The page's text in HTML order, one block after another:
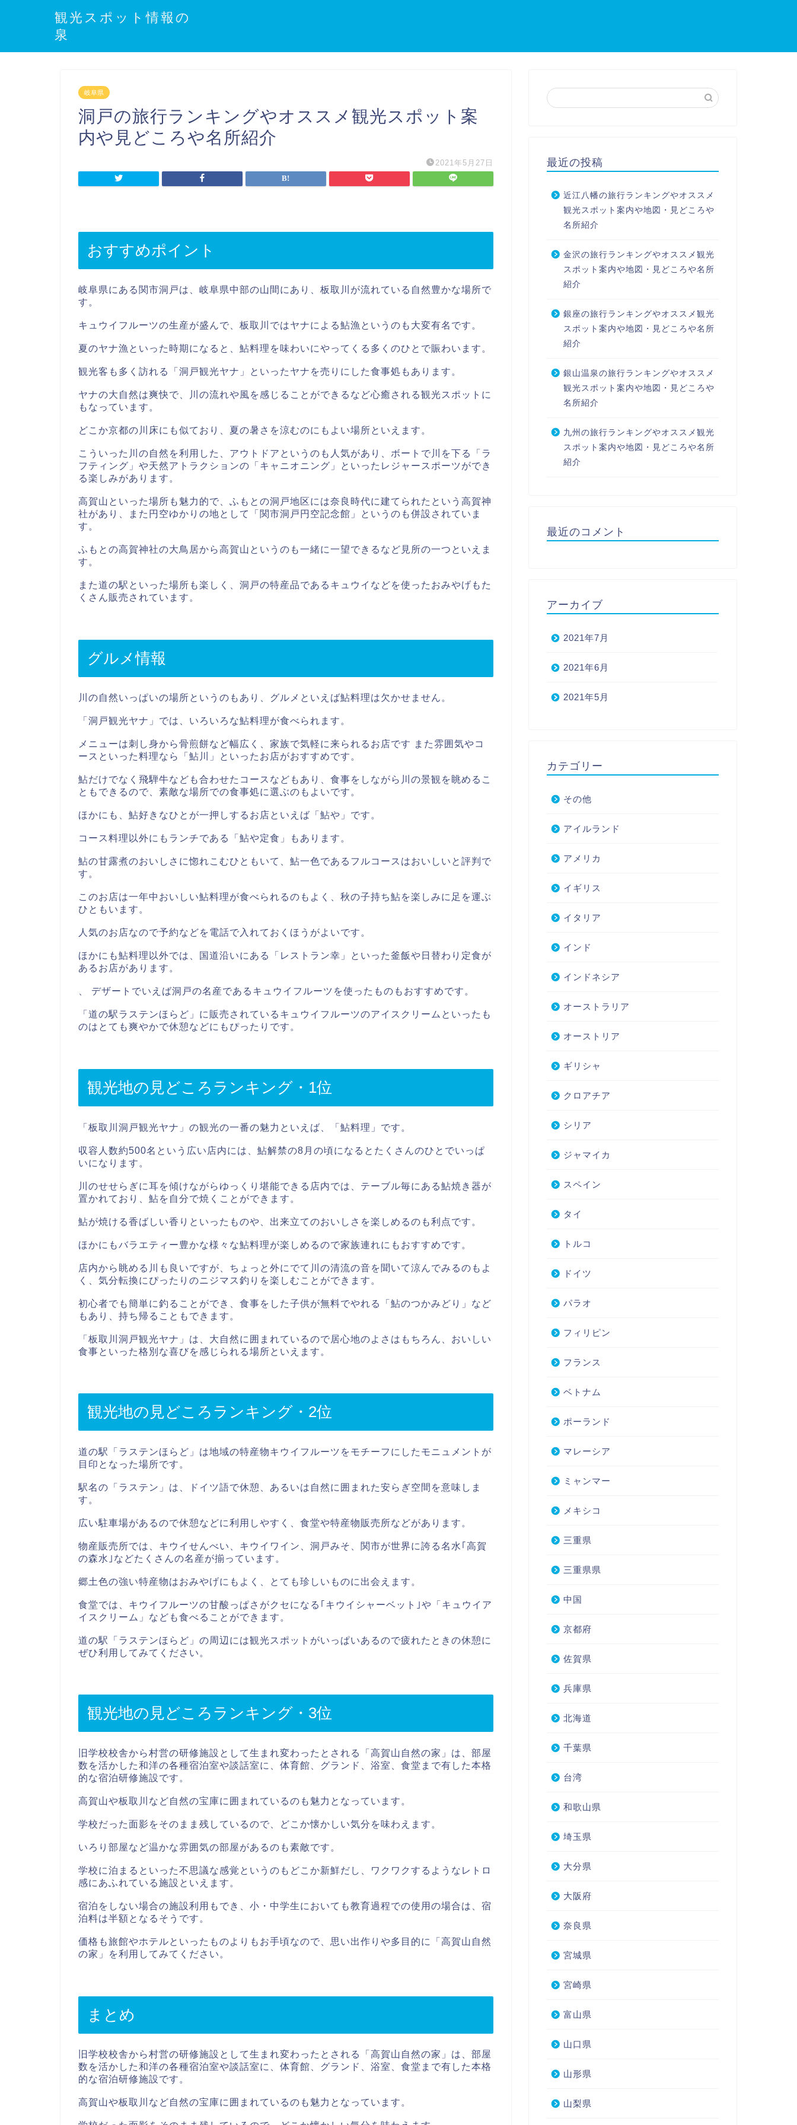
観光スポット情報の
泉
岐阜県
洞戸の旅行ランキングやオススメ観光スポット案
内や見どころや名所紹介
2021年5月27日
おすすめポイント
岐阜県にある関市洞戸は、岐阜県中部の山間にあり、板取川が流れている自然豊かな場所で
す。
キュウイフルーツの生産が盛んで、板取川ではヤナによる鮎漁というのも大変有名です。
夏のヤナ漁といった時期になると、鮎料理を味わいにやってくる多くのひとで賑わいます。
観光客も多く訪れる「洞戸観光ヤナ」といったヤナを売りにした食事処もあります。
ヤナの大自然は爽快で、川の流れや風を感じることができるなど心癒される観光スポットに
もなっています。
どこか京都の川床にも似ており、夏の暑さを涼むのにもよい場所といえます。
こういった川の自然を利用した、アウトドアというのも人気があり、ボートで川を下る「ラ
フティング」や天然アトラクションの「キャニオニング」といったレジャースポーツができ
る楽しみがあります。
高賀山といった場所も魅力的で、ふもとの洞戸地区には奈良時代に建てられたという高賀神
社があり、また円空ゆかりの地として「関市洞戸円空記念館」というのも併設されていま
す。
ふもとの高賀神社の大鳥居から高賀山というのも一緒に一望できるなど見所の一つといえま
す。
また道の駅といった場所も楽しく、洞戸の特産品であるキュウイなどを使ったおみやげもた
くさん販売されています。
グルメ情報
川の自然いっぱいの場所というのもあり、グルメといえば鮎料理は欠かせません。
「洞戸観光ヤナ」では、いろいろな鮎料理が食べられます。
メニューは刺し身から骨煎餅など幅広く、家族で気軽に来られるお店です また雰囲気やコ
ースといった料理なら「鮎川」といったお店がおすすめです。
鮎だけでなく飛騨牛なども合わせたコースなどもあり、食事をしながら川の景観を眺めるこ
ともできるので、素敵な場所での食事処に選ぶのもよいです。
ほかにも、鮎好きなひとが一押しするお店といえば「鮎や」です。
コース料理以外にもランチである「鮎や定食」もあります。
鮎の甘露煮のおいしさに惚れこむひともいて、鮎一色であるフルコースはおいしいと評判で
す。
このお店は一年中おいしい鮎料理が食べられるのもよく、秋の子持ち鮎を楽しみに足を運ぶ
ひともいます。
人気のお店なので予約などを電話で入れておくほうがよいです。
ほかにも鮎料理以外では、国道沿いにある「レストラン幸」といった釜飯や日替わり定食が
あるお店があります。
、 デザートでいえば洞戸の名産であるキュウイフルーツを使ったものもおすすめです。
「道の駅ラステンほらど」に販売されているキュウイフルーツのアイスクリームといったも
のはとても爽やかで休憩などにもぴったりです。
観光地の見どころランキング・1位
「板取川洞戸観光ヤナ」の観光の一番の魅力といえば、「鮎料理」です。
収容人数約500名という広い店内には、鮎解禁の8月の頃になるとたくさんのひとでいっぱ
いになります。
川のせせらぎに耳を傾けながらゆっくり堪能できる店内では、テーブル毎にある鮎焼き器が
置かれており、鮎を自分で焼くことができます。
鮎が焼ける香ばしい香りといったものや、出来立てのおいしさを楽しめるのも利点です。
ほかにもバラエティー豊かな様々な鮎料理が楽しめるので家族連れにもおすすめです。
店内から眺める川も良いですが、ちょっと外にでて川の清流の音を聞いて涼んでみるのもよ
く、気分転換にぴったりのニジマス釣りを楽しむことができます。
初心者でも簡単に釣ることができ、食事をした子供が無料でやれる「鮎のつかみどり」など
もあり、持ち帰ることもできます。
「板取川洞戸観光ヤナ」は、大自然に囲まれているので居心地のよさはもちろん、おいしい
食事といった格別な喜びを感じられる場所といえます。
観光地の見どころランキング・2位
道の駅「ラステンほらど」は地域の特産物キウイフルーツをモチーフにしたモニュメントが
目印となった場所です。
駅名の「ラステン」は、ドイツ語で休憩、あるいは自然に囲まれた安らぎ空間を意味しま
す。
広い駐車場があるので休憩などに利用しやすく、食堂や特産物販売所などがあります。
物産販売所では、キウイせんべい、キウイワイン、洞戸みそ、関市が世界に誇る名水｢高賀
の森水｣などたくさんの名産が揃っています。
郷土色の強い特産物はおみやげにもよく、とても珍しいものに出会えます。
食堂では、キウイフルーツの甘酸っぱさがクセになる｢キウイシャーベット｣や「キュウイア
イスクリーム」なども食べることができます。
道の駅「ラステンほらど」の周辺には観光スポットがいっぱいあるので疲れたときの休憩に
ぜひ利用してみてください。
観光地の見どころランキング・3位
旧学校校舎から村営の研修施設として生まれ変わったとされる「高賀山自然の家」は、部屋
数を活かした和洋の各種宿泊室や談話室に、体育館、グランド、浴室、食堂まで有した本格
的な宿泊研修施設です。
高賀山や板取川など自然の宝庫に囲まれているのも魅力となっています。
学校だった面影をそのまま残しているので、どこか懐かしい気分を味わえます。
いろり部屋など温かな雰囲気の部屋があるのも素敵です。
学校に泊まるといった不思議な感覚というのもどこか新鮮だし、ワクワクするようなレトロ
感にあふれている施設といえます。
宿泊をしない場合の施設利用もでき、小・中学生においても教育過程での使用の場合は、宿
泊料は半額となるそうです。
価格も旅館やホテルといったものよりもお手頃なので、思い出作りや多目的に「高賀山自然
の家」を利用してみてください。
まとめ
旧学校校舎から村営の研修施設として生まれ変わったとされる「高賀山自然の家」は、部屋
数を活かした和洋の各種宿泊室や談話室に、体育館、グランド、浴室、食堂まで有した本格
的な宿泊研修施設です。
高賀山や板取川など自然の宝庫に囲まれているのも魅力となっています。
最近の投稿
近江八幡の旅行ランキングやオススメ
観光スポット案内や地図・見どころや
名所紹介
金沢の旅行ランキングやオススメ観光
スポット案内や地図・見どころや名所
紹介
銀座の旅行ランキングやオススメ観光
スポット案内や地図・見どころや名所
紹介
銀山温泉の旅行ランキングやオススメ
観光スポット案内や地図・見どころや
名所紹介
九州の旅行ランキングやオススメ観光
スポット案内や地図・見どころや名所
紹介
最近のコメント
アーカイブ
2021年7月
2021年6月
2021年5月
カテゴリー
その他
アイルランド
アメリカ
イギリス
イタリア
インド
インドネシア
オーストラリア
オーストリア
ギリシャ
クロアチア
シリア
ジャマイカ
スペイン
タイ
トルコ
ドイツ
パラオ
フィリピン
フランス
ベトナム
ポーランド
マレーシア
ミャンマー
メキシコ
三重県
三重県県
中国
京都府
佐賀県
兵庫県
北海道
千葉県
台湾
和歌山県
埼玉県
大分県
大阪府
奈良県
宮城県
宮崎県
富山県
山口県
山形県
山梨県